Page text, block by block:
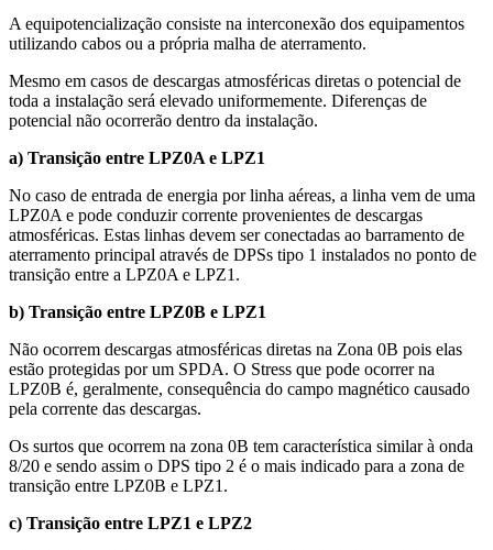
A equipotencialização consiste na interconexão dos equipamentos
utilizando cabos ou a própria malha de aterramento.
Mesmo em casos de descargas atmosféricas diretas o potencial de
toda a instalação será elevado uniformemente. Diferenças de
potencial não ocorrerão dentro da instalação.
a) Transição entre LPZ0A e LPZ1
No caso de entrada de energia por linha aéreas, a linha vem de uma
LPZ0A e pode conduzir corrente provenientes de descargas
atmosféricas. Estas linhas devem ser conectadas ao barramento de
aterramento principal através de DPSs tipo 1 instalados no ponto de
transição entre a LPZ0A e LPZ1.
b) Transição entre LPZ0B e LPZ1
Não ocorrem descargas atmosféricas diretas na Zona 0B pois elas
estão protegidas por um SPDA. O Stress que pode ocorrer na
LPZ0B é, geralmente, consequência do campo magnético causado
pela corrente das descargas.
Os surtos que ocorrem na zona 0B tem característica similar à onda
8/20 e sendo assim o DPS tipo 2 é o mais indicado para a zona de
transição entre LPZ0B e LPZ1.
c) Transição entre LPZ1 e LPZ2